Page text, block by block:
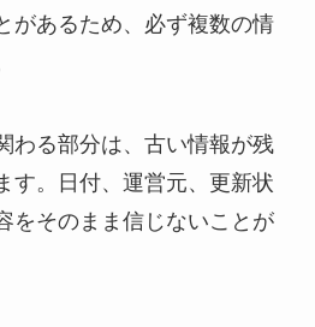
があるため、必ず複数の情
わる部分は、古い情報が残
す。日付、運営元、更新状
をそのまま信じないことが